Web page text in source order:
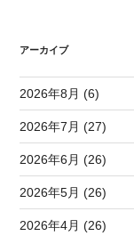
アーカイブ
2026年8月 (6)
2026年7月 (27)
2026年6月 (26)
2026年5月 (26)
2026年4月 (26)